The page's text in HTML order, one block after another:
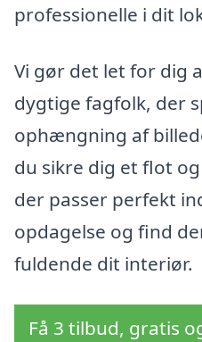
professionelle i dit
Vi gør det let for dig
dygtige fagfolk, der
ophængning af
du sikre dig et flot
der passer perfekt
opdagelse og find
fuldende dit interiør.
Få 3 tilbud, gratis